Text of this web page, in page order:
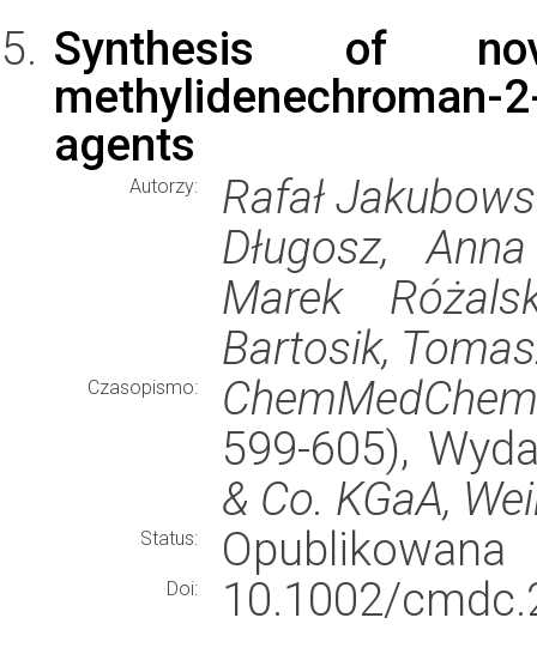
Synthesis of
agents
Autorzy:
Rafał
Długosz,
Marek
Bartosik,
Czasopismo:
ChemMedChem
599-605),
& Co. KGaA,
Status: Opublikowana
Doi:
10.1002/